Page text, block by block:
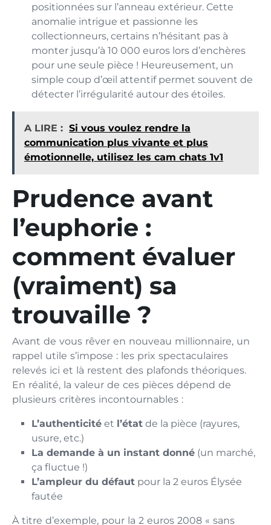
positionnées sur l’anneau extérieur. Cette
anomalie intrigue et passionne les
collectionneurs, certains n’hésitant pas à
monter jusqu’à 10 000 euros lors d’enchères
pour une seule pièce ! Heureusement, un
simple coup d’œil attentif permet souvent de
détecter l’irrégularité autour des étoiles.
A LIRE : Si vous voulez rendre la
communication plus vivante et plus
émotionnelle, utilisez les cam chats 1v1
Prudence avant
l’euphorie :
comment évaluer
(vraiment) sa
trouvaille ?
Avant de vous rêver en nouveau millionnaire, un
rappel utile s’impose : les prix spectaculaires
relevés ici et là restent des plafonds théoriques.
En réalité, la valeur de ces pièces dépend de
plusieurs critères incontournables :
L’authenticité et l’état de la pièce (rayures,
usure, etc.)
La demande à un instant donné (un marché,
ça fluctue !)
L’ampleur du défaut pour la 2 euros Élysée
fautée
À titre d’exemple, pour la 2 euros 2008 « sans